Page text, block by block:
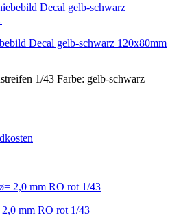
Decal gelb-schwarz 120x80mm
1/43 Farbe: gelb-schwarz
mm RO rot 1/43